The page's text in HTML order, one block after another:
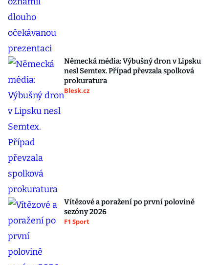
Německá média: Výbušný dron v Lipsku
nesl Semtex. Případ převzala spolková
prokuratura
Blesk.cz
Vítězové a poražení po první polovině
sezóny 2026
F1 Sport